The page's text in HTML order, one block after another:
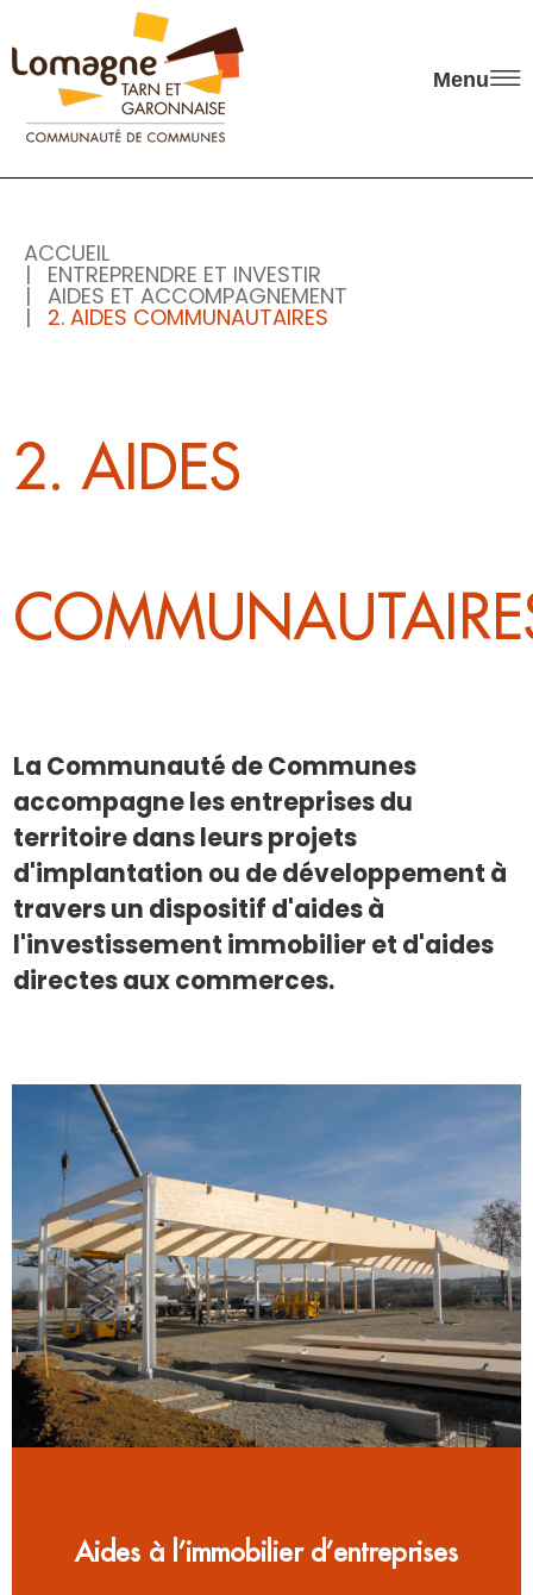
Panneau de gestion des cookies
Menu
ACCUEIL
ENTREPRENDRE ET INVESTIR
AIDES ET ACCOMPAGNEMENT
2. AIDES COMMUNAUTAIRES
2. AIDES
La Communauté de Communes
accompagne les entreprises du
territoire dans leurs projets
d'implantation ou de développement à
travers un dispositif d'aides à
l'investissement immobilier et d'aides
directes aux commerces.
Aides à l’immobilier d’entreprises